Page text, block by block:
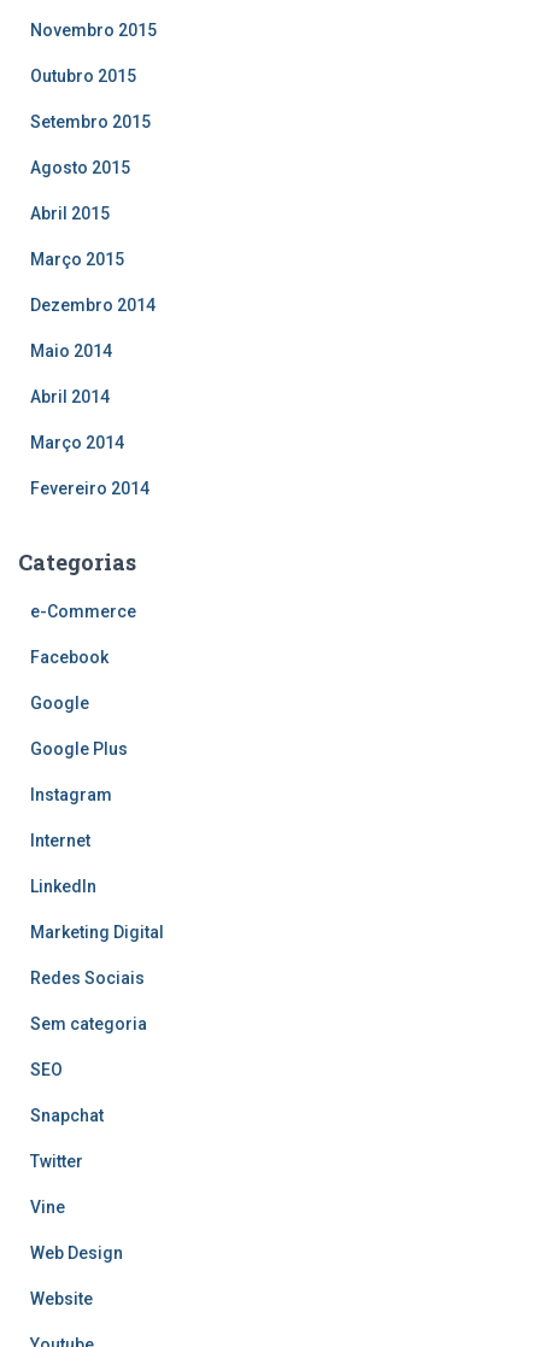
Novembro 2015
Outubro 2015
Setembro 2015
Agosto 2015
Abril 2015
Março 2015
Dezembro 2014
Maio 2014
Abril 2014
Março 2014
Fevereiro 2014
Categorias
e-Commerce
Facebook
Google
Google Plus
Instagram
Internet
LinkedIn
Marketing Digital
Redes Sociais
Sem categoria
SEO
Snapchat
Twitter
Vine
Web Design
Website